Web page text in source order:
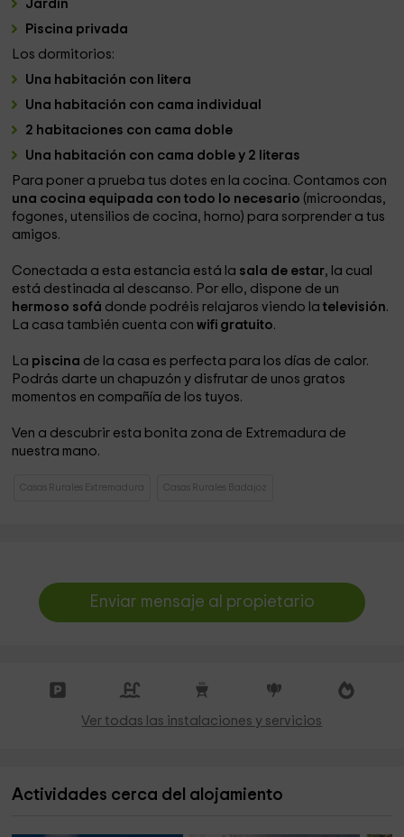
Jardín
Piscina privada
Los dormitorios:
Una habitación con litera
Una habitación con cama individual
2 habitaciones con cama doble
Una habitación con cama doble y 2 literas
Para poner a prueba tus dotes en la cocina. Contamos con
una cocina equipada con todo lo necesario (microondas,
fogones, utensilios de cocina, horno) para sorprender a tus
amigos.
Conectada a esta estancia está la sala de estar, la cual
está destinada al descanso. Por ello, dispone de un
hermoso sofá donde podréis relajaros viendo latelevisión.
La casa también cuenta conwifi gratuito.
La piscina de la casa es perfecta para los días de calor.
Podrás darte un chapuzón y disfrutar de unos gratos
momentos en compañía de los tuyos.
Ven a descubrir esta bonita zona de Extremadura de
nuestra mano.
Casas Rurales Extremadura Casas Rurales Badajoz
Enviar mensaje al propietario
Ver todas las instalaciones y servicios
Actividades cerca del alojamiento